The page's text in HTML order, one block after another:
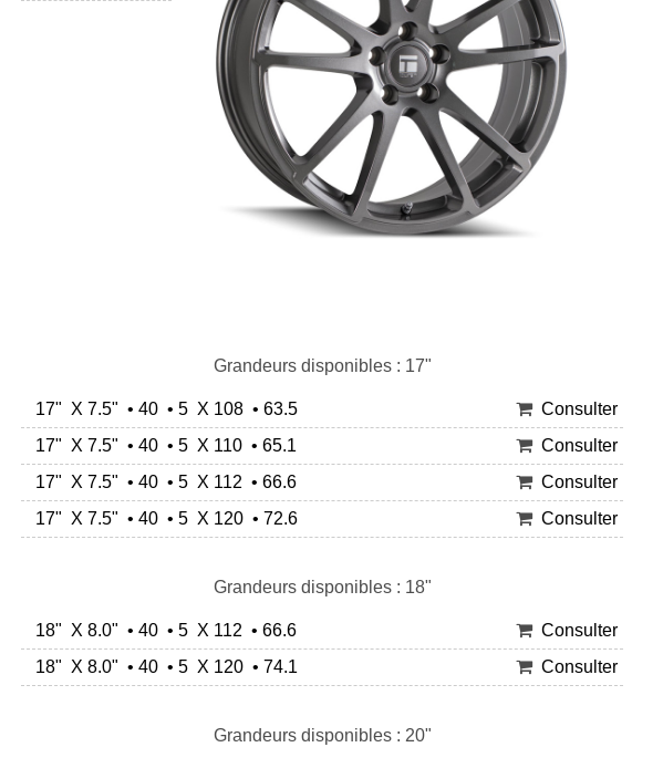
Grandeurs disponibles : 17"
17" X 7.5" • 40 • 5 X 108 • 63.5
Consulter
17" X 7.5" • 40 • 5 X 110 • 65.1
Consulter
17" X 7.5" • 40 • 5 X 112 • 66.6
Consulter
17" X 7.5" • 40 • 5 X 120 • 72.6
Consulter
Grandeurs disponibles : 18"
18" X 8.0" • 40 • 5 X 112 • 66.6
Consulter
18" X 8.0" • 40 • 5 X 120 • 74.1
Consulter
Grandeurs disponibles : 20"